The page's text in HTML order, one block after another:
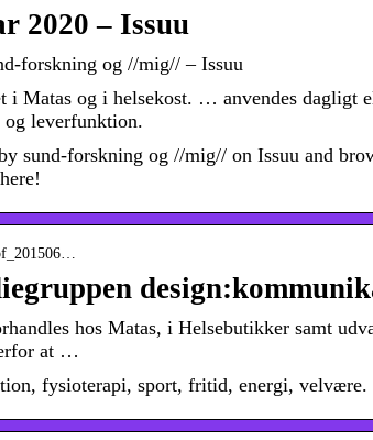
2020 – Issuu
forskning og //mig// – Issuu
Matas og i helsekost. … anvendes dagligt
og leverfunktion.
sund-forskning og //mig// on Issuu and
hos Matas, i Helsebutikker samt
at …
fysioterapi, sport, fritid, energi, velvære.